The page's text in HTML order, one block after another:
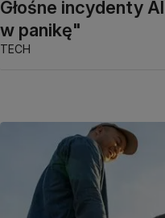
Głośne incydenty
w panikę"
TECH